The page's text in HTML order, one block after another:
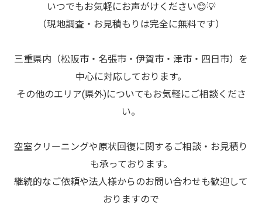
いつでもお気軽にお声がけください😊💡
（現地調査・お見積もりは完全に無料です）
三重県内（松阪市・名張市・伊賀市・津市・四日市）を
中心に対応しております。
その他のエリア(県外)についてもお気軽にご相談くださ
い。
空室クリーニングや原状回復に関するご相談・お見積り
も承っております。
継続的なご依頼や法人様からのお問い合わせも歓迎して
おりますので